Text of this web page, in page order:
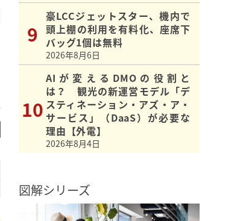
豪LCCジェットスター、機内で
頭上棚の利用を有料化、座席下
バッグ1個は無料
2026年8月6日
AIが変えるDMOの役割と
は？ 観光の新運営モデル「デ
スティネーション・アズ・ア・
サービス」（DaaS）が必要な
理由【外電】
2026年8月4日
図解シリーズ